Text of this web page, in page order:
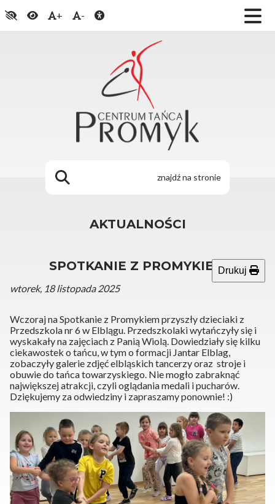
+ -
AKTUALNOŚCI
SPOTKANIE Z PROMYKIEM
wtorek, 18 listopada 2025
Drukuj
Wczoraj na Spotkanie z Promykiem przyszły dzieciaki z
Przedszkola nr 6 w Elblągu. Przedszkolaki wytańczyły się i
wyskakały na zajęciach z Panią Wiolą. Dowiedziały się kilku
ciekawostek o tańcu, w tym o formacji Jantar Elblag,
zobaczyły galerie zdjęć elbląskich tancerzy oraz stroje i
obuwie do tańca towarzyskiego. Nie mogło zabraknąć
największej atrakcji, czyli oglądania medali i pucharów.
Dziękujemy za odwiedziny i zapraszamy ponownie! :)